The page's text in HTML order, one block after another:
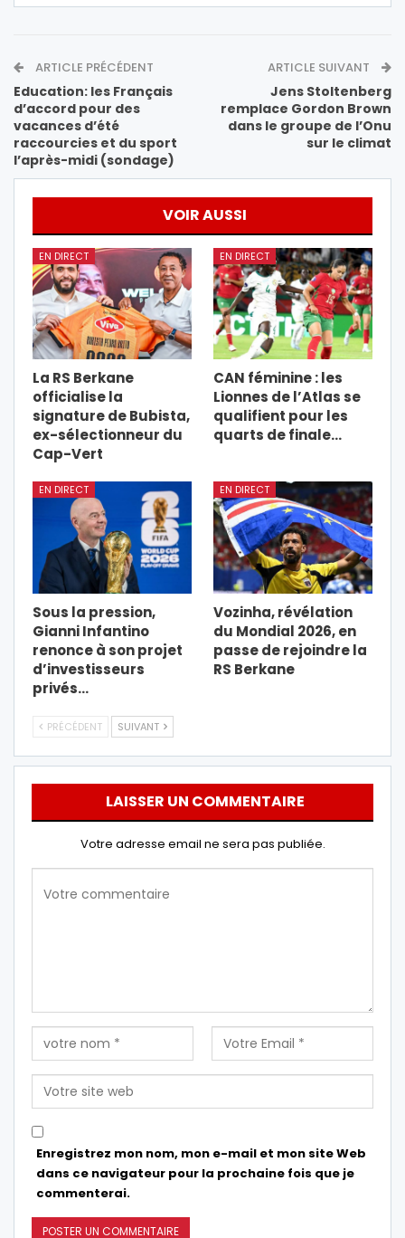
ARTICLE PRÉCÉDENT
Education: les Français
d’accord pour des
vacances d’été
raccourcies et du sport
l’après-midi (sondage)
ARTICLE SUIVANT
Jens Stoltenberg
remplace Gordon Brown
dans le groupe de l’Onu
sur le climat
VOIR AUSSI
EN DIRECT
La RS Berkane
officialise la
signature de Bubista,
ex-sélectionneur du
Cap-Vert
EN DIRECT
CAN féminine : les
Lionnes de l’Atlas se
qualifient pour les
quarts de finale…
EN DIRECT
Sous la pression,
Gianni Infantino
renonce à son projet
d’investisseurs
privés…
EN DIRECT
Vozinha, révélation
du Mondial 2026, en
passe de rejoindre la
RS Berkane
PRÉCÉDENT SUIVANT
LAISSER UN COMMENTAIRE
Votre adresse email ne sera pas publiée.
Enregistrez mon nom, mon e-mail et mon site Web
dans ce navigateur pour la prochaine fois que je
commenterai.